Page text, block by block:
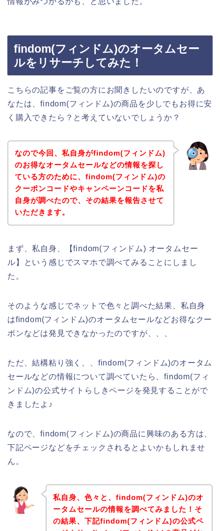
findom(フィンドム)のオータムセー
ルをリサーチしてみた！
こちらの記事をご覧の方にお聞きしたいのですが、あ
なたは、findom(フィンドム)の商品を少しでもお得に安
く購入できたら？と考えていないでしょうか？
なので今回、私自身がfindom(フィンドム)
のお得なオータムセールなどの情報を探し
ている方のために、findom(フィンドム)の
クーポンコードやキャンペーンコードを私
自身が調べたので、その結果を報告させて
いただきます。
まず、私自身、【findom(フィンドム) オータムセー
ル】という感じでスマホで調べてみることにしまし
た。
そのような感じでネットで色々と調べた結果、私自身
はfindom(フィンドム)のオータムセールなどお得なクー
ポンなどは発見できなかったのですが、、、
ただ、結構粘り強く、、findom(フィンドム)のオータム
セールなどの情報について調べていたら、findom(フィ
ンドム)の公式サイトらしきページを発見することがで
きましたよ♪
なので、findom(フィンドム)の商品に興味のある方は、
下記ページなどをチェックされるとよいかもしれませ
ん。
私自身、色々と、findom(フィンドム)のオ
ータムセールの情報を調べてみました！そ
の結果、下記findom(フィンドム)の公式ペ